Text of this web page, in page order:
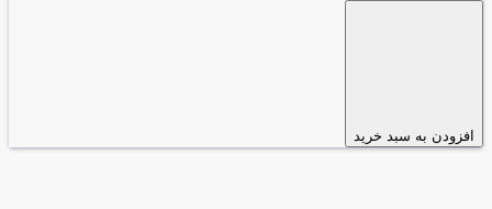
افزودن به سبد خرید